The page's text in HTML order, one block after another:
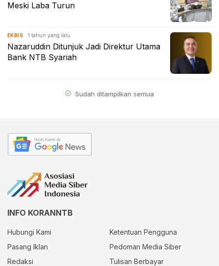
Meski Laba Turun
EKBIS 1 tahun yang lalu
Nazaruddin Ditunjuk Jadi Direktur Utama
Bank NTB Syariah
Sudah ditampilkan semua
INFO KORANNTB
Hubungi Kami
Ketentuan Pengguna
Pasang Iklan
Pedoman Media Siber
Redaksi
Tulisan Berbayar